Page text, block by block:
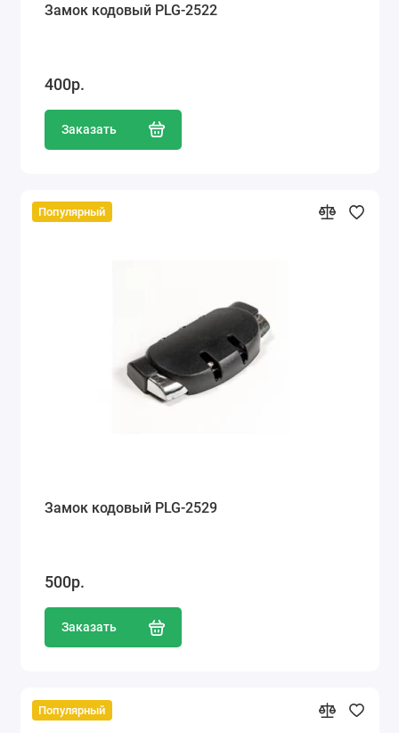
Замок кодовый PLG-2522
400р.
Заказать
Популярный
Замок кодовый PLG-2529
500р.
Заказать
Популярный